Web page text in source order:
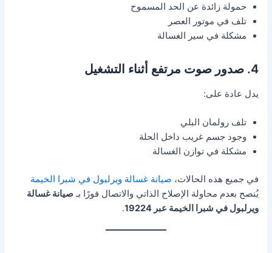
حمولة زائدة عن الحد المسموح
تلف في موتور العصر
مشكلة في سير الغسالة
4. صدور صوت مرتفع أثناء التشغيل
يدل عادة على:
تلف رولمان البلي
وجود جسم غريب داخل الحلة
مشكلة في توازن الغسالة
في جميع هذه الحالات، صيانة غسالة ويرلبول في شبرا الخيمة
يُنصح بعدم محاولة الإصلاح الذاتي والاتصال فورًا بـصيانة غسالة
ويرلبول في شبرا الخيمة عبر 19224
.